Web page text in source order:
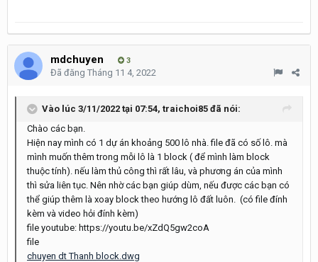
mdchuyen 3
Đã đăng Tháng 11 4, 2022
Vào lúc 3/11/2022 tại 07:54, traichoi85 đã nói:
Chào các bạn.
Hiện nay mình có 1 dự án khoảng 500 lô nhà. file đã có số lô. mà
mình muốn thêm trong mỗi lô là 1 block ( để mình làm block
thuộc tính). nếu làm thủ công thì rất lâu, và phương án của mình
thì sửa liên tục. Nên nhờ các bạn giúp dùm, nếu được các bạn có
thể giúp thêm là xoay block theo hướng lô đất luôn. (có file đính
kèm và video hỏi đính kèm)
file youtube: https://youtu.be/xZdQ5gw2coA
file
chuyen dt Thanh block.dwg